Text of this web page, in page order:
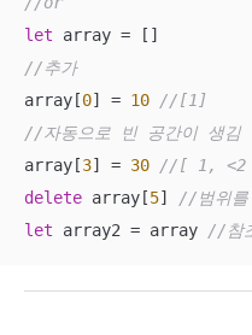
let
//추가
array[0] = 10
//[1]
//자동으로 빈 공간이 생김
array[3] = 30
//[ 1, <2
delete array[5]
//범위를
let array2 = array //참